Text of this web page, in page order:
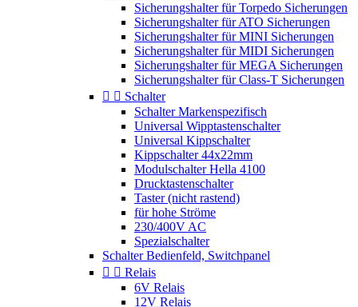
Sicherungshalter für Torpedo Sicherungen
Sicherungshalter für ATO Sicherungen
Sicherungshalter für MINI Sicherungen
Sicherungshalter für MIDI Sicherungen
Sicherungshalter für MEGA Sicherungen
Sicherungshalter für Class-T Sicherungen
  Schalter
Schalter Markenspezifisch
Universal Wipptastenschalter
Universal Kippschalter
Kippschalter 44x22mm
Modulschalter Hella 4100
Drucktastenschalter
Taster (nicht rastend)
für hohe Ströme
230/400V AC
Spezialschalter
Schalter Bedienfeld, Switchpanel
  Relais
6V Relais
12V Relais